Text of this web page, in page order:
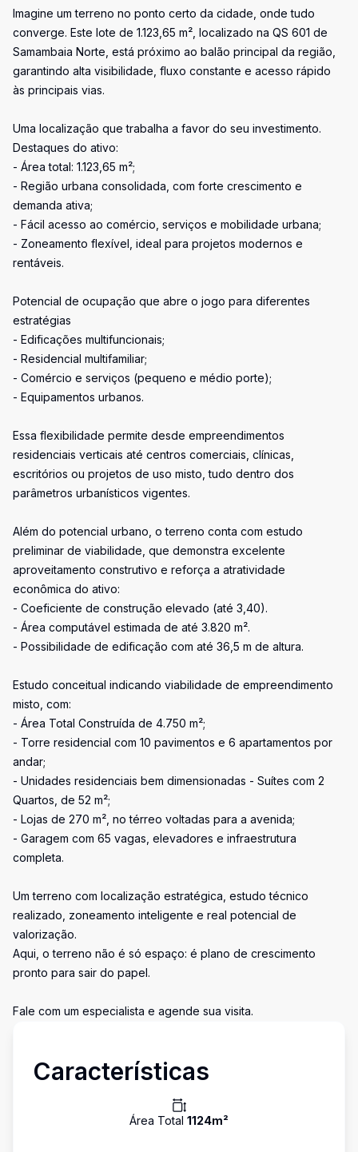
Imagine um terreno no ponto certo da cidade, onde tudo
converge. Este lote de 1.123,65 m², localizado na QS 601 de
Samambaia Norte, está próximo ao balão principal da região,
garantindo alta visibilidade, fluxo constante e acesso rápido
às principais vias.
Uma localização que trabalha a favor do seu investimento.
Destaques do ativo:
- Área total: 1.123,65 m²;
- Região urbana consolidada, com forte crescimento e
demanda ativa;
- Fácil acesso ao comércio, serviços e mobilidade urbana;
- Zoneamento flexível, ideal para projetos modernos e
rentáveis.
Potencial de ocupação que abre o jogo para diferentes
estratégias
- Edificações multifuncionais;
- Residencial multifamiliar;
- Comércio e serviços (pequeno e médio porte);
- Equipamentos urbanos.
Essa flexibilidade permite desde empreendimentos
residenciais verticais até centros comerciais, clínicas,
escritórios ou projetos de uso misto, tudo dentro dos
parâmetros urbanísticos vigentes.
Além do potencial urbano, o terreno conta com estudo
preliminar de viabilidade, que demonstra excelente
aproveitamento construtivo e reforça a atratividade
econômica do ativo:
- Coeficiente de construção elevado (até 3,40).
- Área computável estimada de até 3.820 m².
- Possibilidade de edificação com até 36,5 m de altura.
Estudo conceitual indicando viabilidade de empreendimento
misto, com:
- Área Total Construída de 4.750 m²;
- Torre residencial com 10 pavimentos e 6 apartamentos por
andar;
- Unidades residenciais bem dimensionadas - Suítes com 2
Quartos, de 52 m²;
- Lojas de 270 m², no térreo voltadas para a avenida;
- Garagem com 65 vagas, elevadores e infraestrutura
completa.
Um terreno com localização estratégica, estudo técnico
realizado, zoneamento inteligente e real potencial de
valorização.
Aqui, o terreno não é só espaço: é plano de crescimento
pronto para sair do papel.
Fale com um especialista e agende sua visita.
Características
Área Total 1124m²